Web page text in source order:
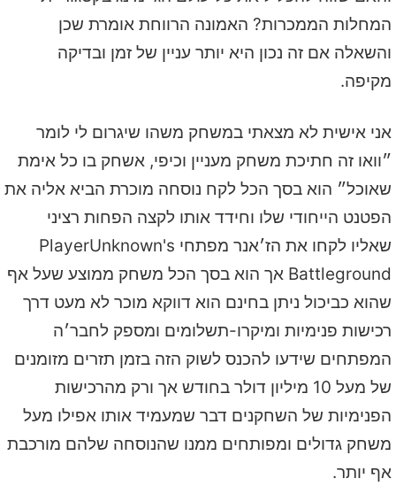
המחלות הממכרות? האמונה הרווחת אומרת שכן
והשאלה אם זה נכון היא יותר עניין של זמן ובדיקה
מקיפה.
אני אישית לא מצאתי במשחק משהו שיגרום לי לומר
״וואו זה חתיכת משחק מעניין וכיפי, אשחק בו כל אימת
שאוכל״ הוא בסך הכל לקח נוסחה מוכרת הביא אליה את
הפטנט הייחודי שלו וחידד אותו לקצה הפחות רציני
שאליו לקחו את הז׳אנר מפתחי PlayerUnknown's
Battleground אך הוא בסך הכל משחק ממוצע שעל אף
שהוא כביכול ניתן בחינם הוא דווקא מוכר לא מעט דרך
רכישות פנימיות ומיקרו-תשלומים ומספק לחבר׳ה
המפתחים שידעו להכנס לשוק הזה בזמן תזרים מזומנים
של מעל 10 מיליון דולר בחודש אך ורק מהרכישות
הפנימיות של השחקנים דבר שמעמיד אותו אפילו מעל
משחק גדולים ומפותחים ממנו שהנוסחה שלהם מורכבת
אף יותר.